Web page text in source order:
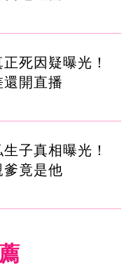
死因疑曝光！
開直播
子真相曝光！
爹竟是他